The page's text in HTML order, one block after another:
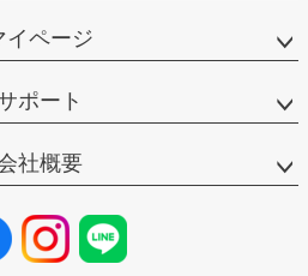
イページ
ポート
社概要